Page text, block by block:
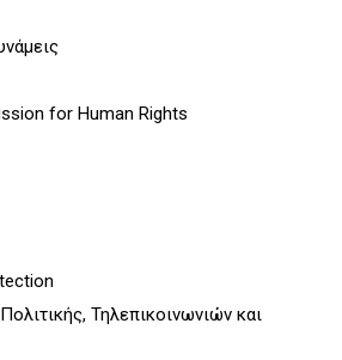
for Human Rights
Τηλεπικοινωνιών και